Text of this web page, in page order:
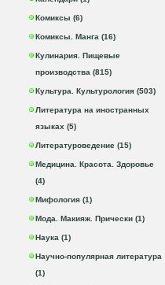
Комиксы (6)
Комиксы. Манга (16)
Кулинария. Пищевые
производства (815)
Культура. Культурология (503)
Литература на иностранных
языках (5)
Литературоведение (15)
Медицина. Красота. Здоровье
(4)
Мифология (1)
Мода. Макияж. Прически (1)
Наука (1)
Научно-популярная литература
(1)